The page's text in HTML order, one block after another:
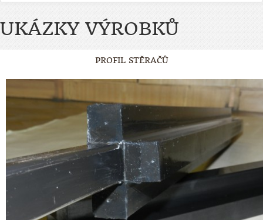
UKÁZKY VÝROBKŮ
PROFIL STĚRAČŮ